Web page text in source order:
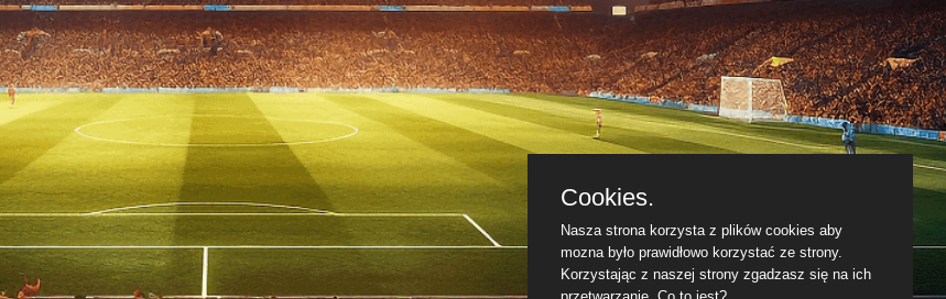
Cookies.
Nasza strona korzysta z plików cookies aby
mozna było prawidłowo korzystać ze strony.
Korzystając z naszej strony zgadzasz się na ich